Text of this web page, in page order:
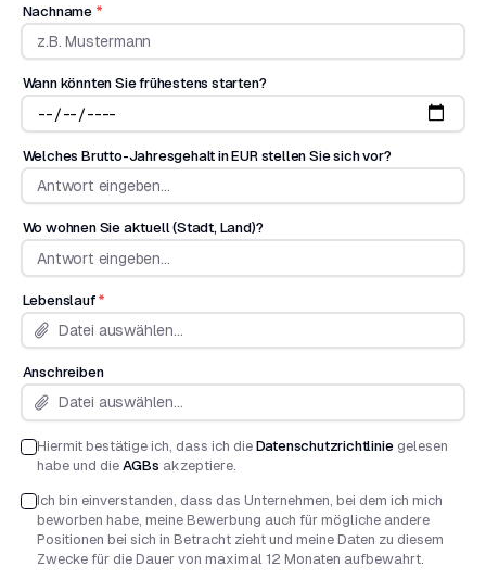
Nachname *
Wann könnten Sie frühestens starten?
Welches Brutto-Jahresgehalt in EUR stellen Sie sich vor?
Wo wohnen Sie aktuell (Stadt, Land)?
Lebenslauf *
Datei auswählen...
Anschreiben
Datei auswählen...
Hiermit bestätige ich, dass ich die Datenschutzrichtliniegelesen
habe und die AGBs akzeptiere.
Ich bin einverstanden, dass das Unternehmen, bei dem ich mich
beworben habe, meine Bewerbung auch für mögliche andere
Positionen bei sich in Betracht zieht und meine Daten zu diesem
Zwecke für die Dauer von maximal 12 Monaten aufbewahrt.